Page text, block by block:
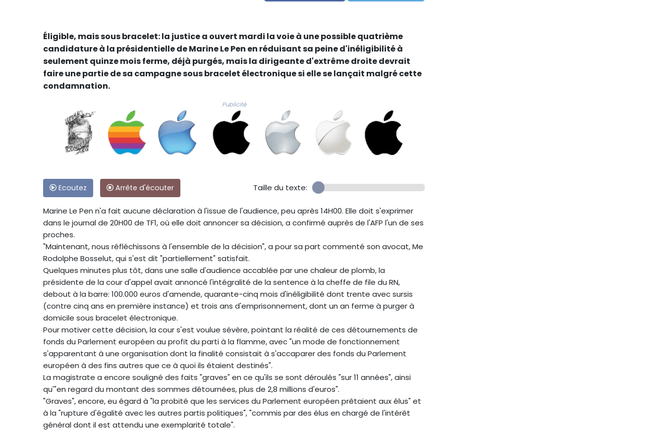
Éligible, mais sous bracelet: la justice a ouvert mardi la voie à une possible quatrième
candidature à la présidentielle de Marine Le Pen en réduisant sa peine d'inéligibilité à
seulement quinze mois ferme, déjà purgés, mais la dirigeante d'extrême droite devrait
faire une partie de sa campagne sous bracelet électronique si elle se lançait malgré cette
condamnation.
Publicité
Ecoutez Arrête d'écouter Taille du texte:
Marine Le Pen n'a fait aucune déclaration à l'issue de l'audience, peu après 14H00. Elle doit s'exprimer
dans le journal de 20H00 de TF1, où elle doit annoncer sa décision, a confirmé auprès de l'AFP l'un de ses
proches.
"Maintenant, nous réfléchissons à l'ensemble de la décision", a pour sa part commenté son avocat, Me
Rodolphe Bosselut, qui s'est dit "partiellement" satisfait.
Quelques minutes plus tôt, dans une salle d'audience accablée par une chaleur de plomb, la
présidente de la cour d'appel avait annoncé l'intégralité de la sentence à la cheffe de file du RN,
debout à la barre: 100.000 euros d'amende, quarante-cinq mois d'inéligibilité dont trente avec sursis
(contre cinq ans en première instance) et trois ans d'emprisonnement, dont un an ferme à purger à
domicile sous bracelet électronique.
Pour motiver cette décision, la cour s'est voulue sévère, pointant la réalité de ces détournements de
fonds du Parlement européen au profit du parti à la flamme, avec "un mode de fonctionnement
s'apparentant à une organisation dont la finalité consistait à s'accaparer des fonds du Parlement
européen à des fins autres que ce à quoi ils étaient destinés".
La magistrate a encore souligné des faits "graves" en ce qu'ils se sont déroulés "sur 11 années", ainsi
qu'"en regard du montant des sommes détournées, plus de 2,8 millions d'euros".
"Graves", encore, eu égard à "la probité que les services du Parlement européen prêtaient aux élus" et
à la "rupture d'égalité avec les autres partis politiques", "commis par des élus en chargé de l'intérêt
général dont il est attendu une exemplarité totale".